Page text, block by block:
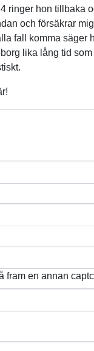
ringer hon tillbaka
och försäkrar
fall komma säger
lika lång tid som
fram en annan